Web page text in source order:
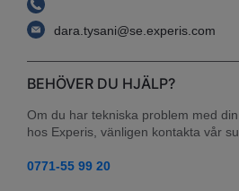
dara.tysani@se.experis.com
BEHÖVER DU HJÄLP?
Om du har tekniska problem med
hos Experis, vänligen kontakta vår
0771-55 99 20